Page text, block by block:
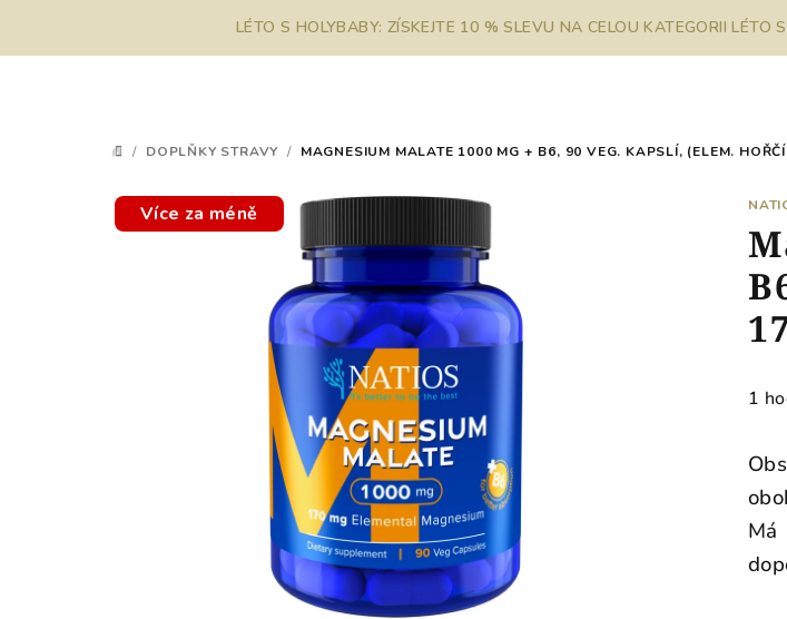
LÉTO S HOLYBABY: ZÍSKEJTE 10 % SLEVU NA CELOU KATEGORII
DOMŮ
/ DOPLŇKY STRAVY / MAGNESIUM MALATE 1000 MG + B6, 90 VEG. KAPSLÍ, (ELEM.
je
5,0
z
5
1
Více za méně